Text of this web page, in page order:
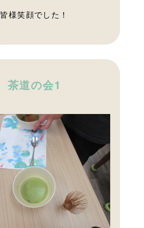
皆様笑顔でした！
茶道の会1